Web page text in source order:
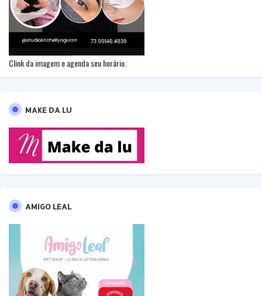
Clink da imagem e agenda seu horário.
MAKE DA LU
AMIGO LEAL